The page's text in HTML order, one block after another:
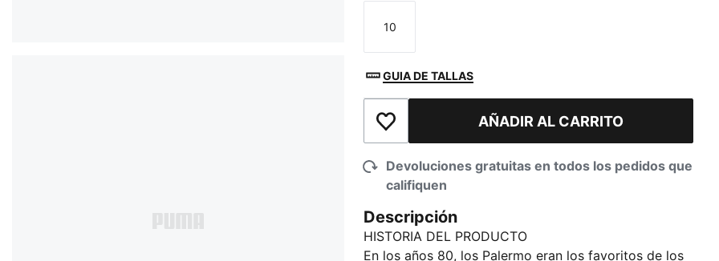
Talla
10
GUIA DE TALLAS
Añadir a la lista de deseosAÑADIR AL CARRITO
Devoluciones gratuitas en todos los pedidos que
califiquen
Descripción
HISTORIA DEL PRODUCTO
En los años 80, los Palermo eran los favoritos de los